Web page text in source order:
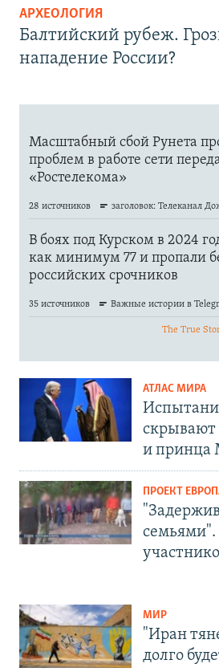
АРХЕОЛОГИЯ
Балтийский рубеж.
нападение России?
АТЛАС МИРА
и принца
ПРОЕКТ
семьями".
МИР
"Иран
долго